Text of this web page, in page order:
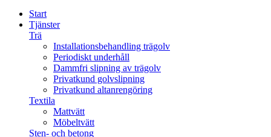
Start
Tjänster
Trä
Installationsbehandling trägolv
Periodiskt underhåll
Dammfri slipning av trägolv
Privatkund golvslipning
Privatkund altanrengöring
Textila
Mattvätt
Möbeltvätt
Sten- och betong